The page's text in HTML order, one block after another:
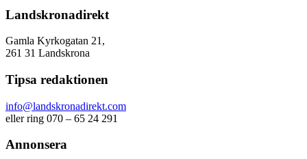
Landskronadirekt
Gamla Kyrkogatan 21,
261 31 Landskrona
Tipsa redaktionen
info@landskronadirekt.com
eller ring 070 – 65 24 291
Annonsera